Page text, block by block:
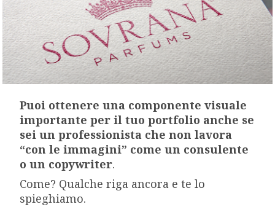
Puoi ottenere una componente visuale
importante per il tuo portfolio anche se
sei un professionista che non lavora
“con le immagini” come un consulente
o un copywriter.
Come? Qualche riga ancora e te lo
spieghiamo.